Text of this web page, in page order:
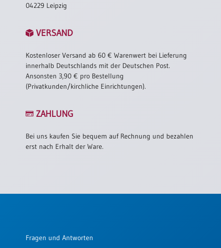
04229 Leipzig
VERSAND
Kostenloser Versand ab 60 € Warenwert bei Lieferung
innerhalb Deutschlands mit der Deutschen Post.
Ansonsten 3,90 € pro Bestellung
(Privatkunden/kirchliche Einrichtungen).
ZAHLUNG
Bei uns kaufen Sie bequem auf Rechnung und bezahlen
erst nach Erhalt der Ware.
Fragen und Antworten